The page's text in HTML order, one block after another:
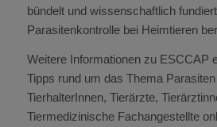
bündelt und wissenschaftlich
Parasitenkontrolle bei Heimtieren
Weitere Informationen zu ESCCAP
Tipps rund um das Thema
TierhalterInnen, Tierärzte,
Tiermedizinische Fachangestellte